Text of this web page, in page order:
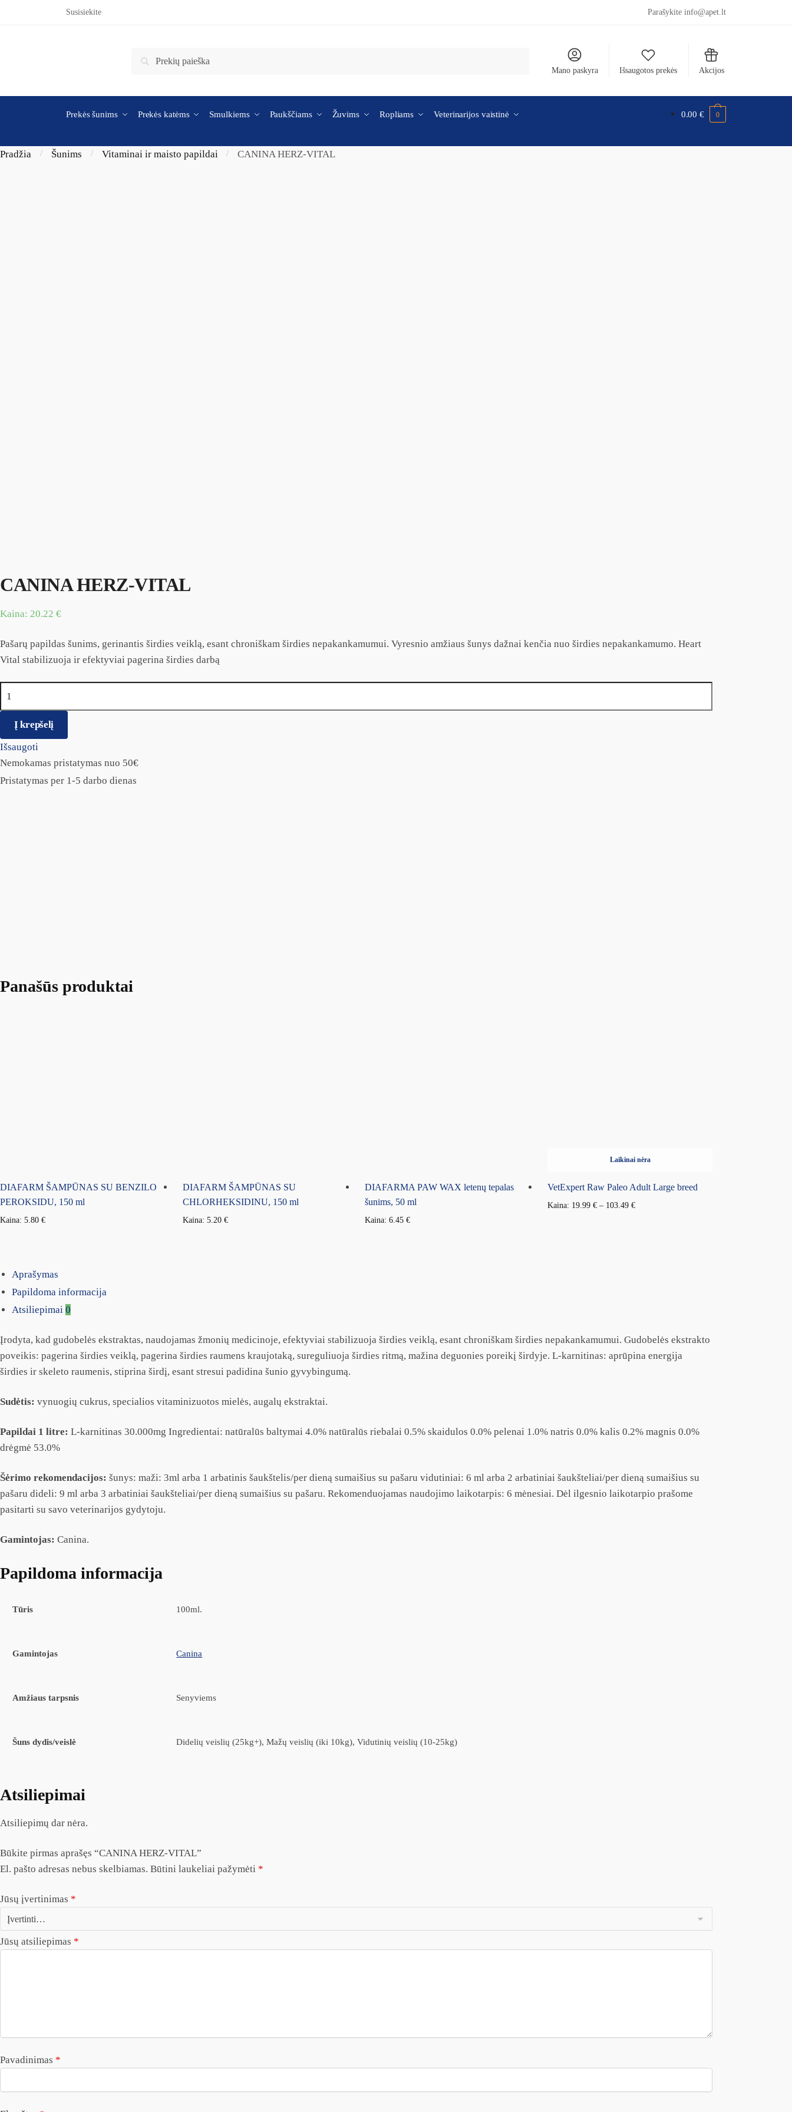
Skip to navigationSusisiekite Parašykite info@apet.lt
Ieškoti:
Ieškoti
Mano paskyra Išsaugotos prekės Akcijos
Prekės šunims Prekės katėms Smulkiems Paukščiams Žuvims Ropliams Veterinarijos vaistinė 0.00€ 0
Pradžia / Šunims / Vitaminai ir maisto papildai / CANINA HERZ-VITAL
CANINA HERZ-VITAL
Kaina: 20.22 €
Pašarų papildas šunims, gerinantis širdies veiklą, esant chroniškam širdies nepakankamumui. Vyresnio amžiaus šunys dažnai kenčia nuo širdies nepakankamumo. Heart
Vital stabilizuoja ir efektyviai pagerina širdies darbą
Į krepšelį
Išsaugoti
Nemokamas pristatymas nuo 50€
Pristatymas per 1-5 darbo dienas
Panašūs produktai
DIAFARM ŠAMPŪNAS SU BENZILO
PEROKSIDU, 150 ml
Kaina: 5.80 €
DIAFARM ŠAMPŪNAS SU
CHLORHEKSIDINU, 150 ml
Kaina: 5.20 €
DIAFARMA PAW WAX letenų tepalas
šunims, 50 ml
Kaina:6.45€
Laikinai nėra
VetExpert Raw Paleo Adult Large breed
Kaina: 19.99€ – 103.49€
Aprašymas
Papildoma informacija
Atsiliepimai 0
Įrodyta, kad gudobelės ekstraktas, naudojamas žmonių medicinoje, efektyviai stabilizuoja širdies veiklą, esant chroniškam širdies nepakankamumui. Gudobelės ekstrakto
poveikis: pagerina širdies veiklą, pagerina širdies raumens kraujotaką, sureguliuoja širdies ritmą, mažina deguonies poreikį širdyje. L-karnitinas: aprūpina energija
širdies ir skeleto raumenis, stiprina širdį, esant stresui padidina šunio gyvybingumą.
Sudėtis: vynuogių cukrus, specialios vitaminizuotos mielės, augalų ekstraktai.
Papildai 1 litre: L-karnitinas 30.000mg Ingredientai: natūralūs baltymai 4.0% natūralūs riebalai 0.5% skaidulos 0.0% pelenai 1.0% natris 0.0% kalis 0.2% magnis 0.0%
drėgmė 53.0%
Šėrimo rekomendacijos: šunys: maži: 3ml arba 1 arbatinis šaukštelis/per dieną sumaišius su pašaru vidutiniai: 6 ml arba 2 arbatiniai šaukšteliai/per dieną sumaišius su
pašaru dideli: 9 ml arba 3 arbatiniai šaukšteliai/per dieną sumaišius su pašaru. Rekomenduojamas naudojimo laikotarpis: 6 mėnesiai. Dėl ilgesnio laikotarpio prašome
pasitarti su savo veterinarijos gydytoju.
Gamintojas: Canina.
Papildoma informacija
Tūris 100ml.
Gamintojas Canina
Amžiaus tarpsnis Senyviems
Šuns dydis/veislė Didelių veislių (25kg+), Mažų veislių (iki 10kg), Vidutinių veislių (10-25kg)
Atsiliepimai
Atsiliepimų dar nėra.
Būkite pirmas aprašęs “CANINA HERZ-VITAL”
El. pašto adresas nebus skelbiamas. Būtini laukeliai pažymėti *
Jūsų įvertinimas *
Jūsų atsiliepimas *
Pavadinimas *